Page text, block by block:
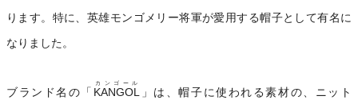
ります。特に、英雄モンゴメリー将軍が愛用する帽子として有名に
なりました。
ブランド名の「 KANGOL
カンゴール
」は、帽子に使われる素材の、ニット